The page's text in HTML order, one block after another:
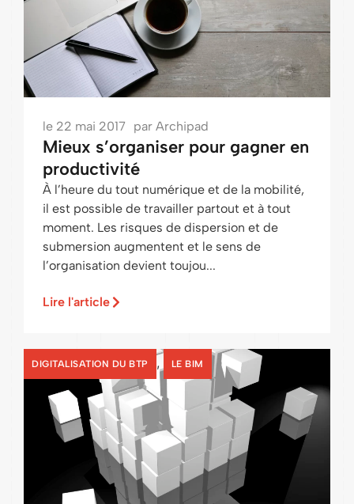
le 22 mai 2017 par Archipad
Mieux s’organiser pour gagner en
productivité
À l’heure du tout numérique et de la mobilité,
il est possible de travailler partout et à tout
moment. Les risques de dispersion et de
submersion augmentent et le sens de
l’organisation devient toujou...
Lire l'article
DIGITALISATION DU BTP , LE BIM